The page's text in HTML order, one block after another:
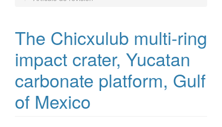
The Chicxulub multi-ring
impact crater, Yucatan
carbonate platform, Gulf
of Mexico